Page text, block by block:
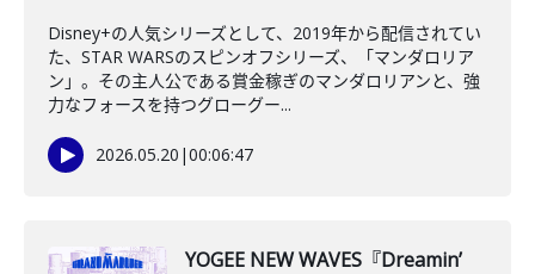
Disney+の人気シリーズとして、2019年から配信されてい
た、STAR WARSのスピンオフシリーズ、「マンダロリア
ン」。その主人公である賞金稼ぎのマンダロリアンと、強
力なフォースを持つグローグー...
2026.05.20 |00:06:47
️YOGEE NEW WAVES『Dreamin’